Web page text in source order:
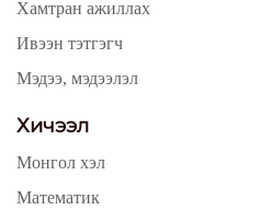
Хамтран ажиллах
Ивээн тэтгэгч
Мэдээ, мэдээлэл
Хичээл
Монгол хэл
Математик